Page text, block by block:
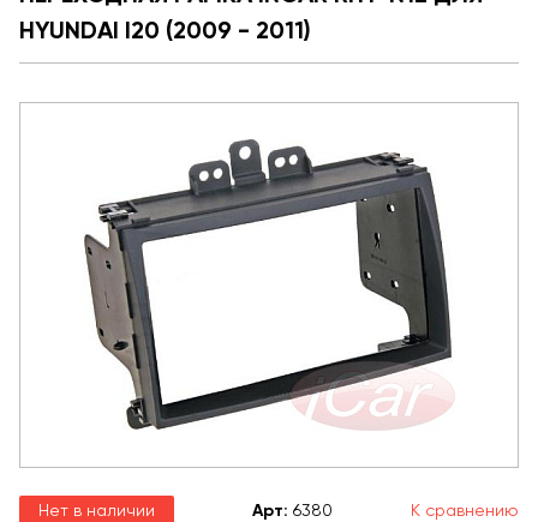
HYUNDAI I20 (2009 - 2011)
Нет в наличии Арт: 6380 К сравнению